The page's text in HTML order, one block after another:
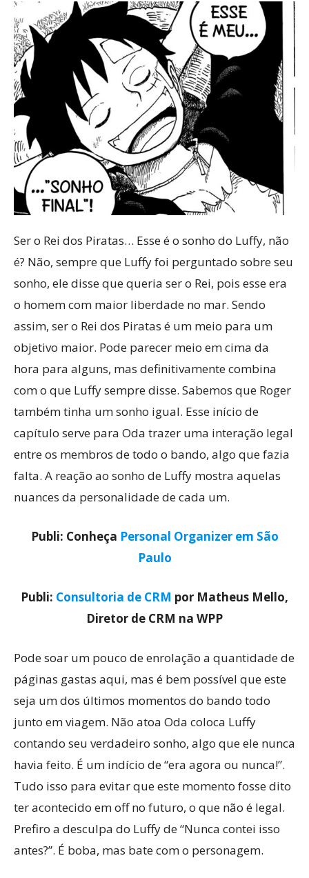
Ser o Rei dos Piratas… Esse é o sonho do Luffy, não
é? Não, sempre que Luffy foi perguntado sobre seu
sonho, ele disse que queria ser o Rei, pois esse era
o homem com maior liberdade no mar. Sendo
assim, ser o Rei dos Piratas é um meio para um
objetivo maior. Pode parecer meio em cima da
hora para alguns, mas definitivamente combina
com o que Luffy sempre disse. Sabemos que Roger
também tinha um sonho igual. Esse início de
capítulo serve para Oda trazer uma interação legal
entre os membros de todo o bando, algo que fazia
falta. A reação ao sonho de Luffy mostra aquelas
nuances da personalidade de cada um.
Publi: Conheça Personal Organizer em São
Paulo
Publi: Consultoria de CRM por Matheus Mello,
Diretor de CRM na WPP
Pode soar um pouco de enrolação a quantidade de
páginas gastas aqui, mas é bem possível que este
seja um dos últimos momentos do bando todo
junto em viagem. Não atoa Oda coloca Luffy
contando seu verdadeiro sonho, algo que ele nunca
havia feito. É um indício de “era agora ou nunca!”.
Tudo isso para evitar que este momento fosse dito
ter acontecido em off no futuro, o que não é legal.
Prefiro a desculpa do Luffy de “Nunca contei isso
antes?”. É boba, mas bate com o personagem.